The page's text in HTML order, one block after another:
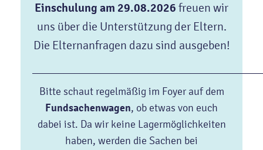
Einschulung am 29.08.2026 freuen wir
uns über die Unterstützung der Eltern.
Die Elternanfragen dazu sind ausgeben!
Bitte schaut regelmäßig im Foyer auf dem
Fundsachenwagen, ob etwas von euch
dabei ist. Da wir keine Lagermöglichkeiten
haben, werden die Sachen bei